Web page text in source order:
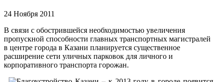
24 Ноября 2011
В связи с обострившейся необходимостью увеличения
пропускной способности главных транспортных магистралей
в центре города в Казани планируется существенное
расширение сети уличных парковок для личного и
корпоративного транспорта горожан.